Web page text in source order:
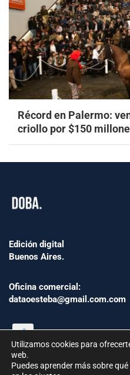
Récord en Palermo:
criollo por $150
Edición digital
Buenos Aires.
Oficina comercial:
dataoesteba@gmail.com.com
Utilizamos cookies para
web.
Puedes aprender más sobre